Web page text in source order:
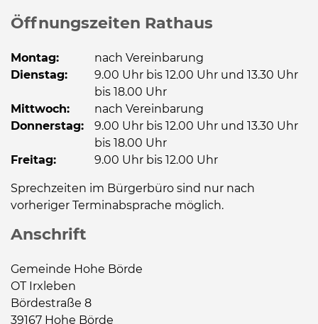
Öffnungszeiten Rathaus
Montag:
nach Vereinbarung
Dienstag:
9.00 Uhr bis 12.00 Uhr und 13.30 Uhr
bis 18.00 Uhr
Mittwoch:
nach Vereinbarung
Donnerstag: 9.00 Uhr bis 12.00 Uhr und 13.30 Uhr
bis 18.00 Uhr
Freitag:
9.00 Uhr bis 12.00 Uhr
Sprechzeiten im Bürgerbüro sind nur nach
vorheriger Terminabsprache möglich.
Anschrift
Gemeinde Hohe Börde
OT Irxleben
Bördestraße 8
39167 Hohe Börde